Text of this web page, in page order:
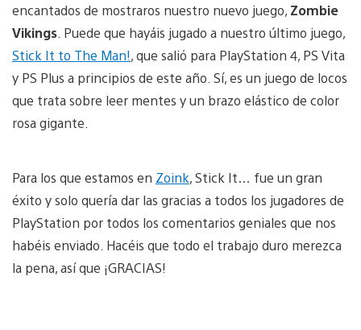
encantados de mostraros nuestro nuevo juego, Zombie
Vikings . Puede que hayáis jugado a nuestro último juego,
Stick It to The Man!, que salió para PlayStation 4, PS Vita
y PS Plus a principios de este año. Sí, es un juego de locos
que trata sobre leer mentes y un brazo elástico de color
rosa gigante.
Para los que estamos en Zoink, Stick It… fue un gran
éxito y solo quería dar las gracias a todos los jugadores de
PlayStation por todos los comentarios geniales que nos
habéis enviado. Hacéis que todo el trabajo duro merezca
la pena, así que ¡GRACIAS!